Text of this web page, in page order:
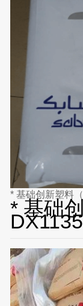
* 基础创新塑料
* 基础